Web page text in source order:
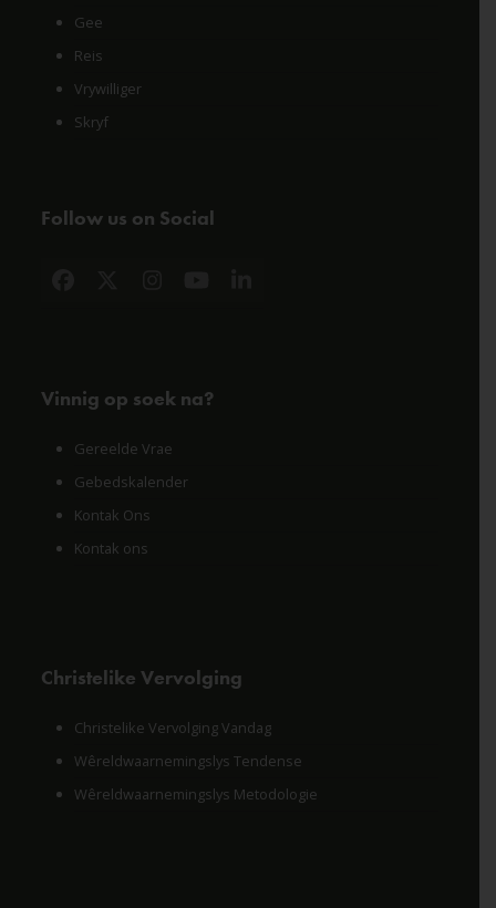
Gee
Reis
Vrywilliger
Skryf
Follow us on Social
Vinnig op soek na?
Gereelde Vrae
Gebedskalender
Kontak Ons
Kontak ons
Christelike Vervolging
Christelike Vervolging Vandag
Wêreldwaarnemingslys Tendense
Wêreldwaarnemingslys Metodologie